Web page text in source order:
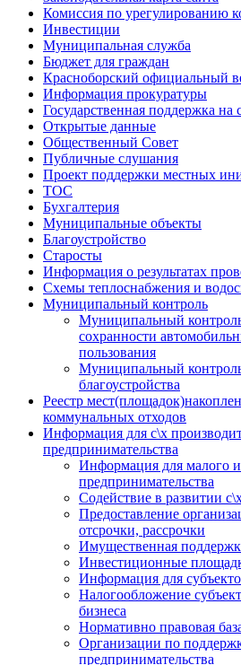
Комиссия по урегулированию
Инвестиции
Муниципальная служба
Бюджет для граждан
Красноборский официальный
Информация прокуратуры
Государственная поддержка на
Открытые данные
Общественный Совет
Публичные слушания
Проект поддержки местных
ТОС
Бухгалтерия
Муниципальные объекты
Благоустройство
Старосты
Информация о результатах
Схемы теплоснабжения и
Муниципальный контроль
Муниципальный
сохранности
пользования
Муниципальный
благоустройства
Реестр
коммунальных отходов
Информация для с\х
предпринимательства
Информация для малого и
предпринимательства
Содействие в развитии
Предоставление
отсрочки, рассрочки
Имущественная
Инвестиционные
Информация для
Налогообложение
бизнеса
Нормативно правовая
Организации по
предпринимательства